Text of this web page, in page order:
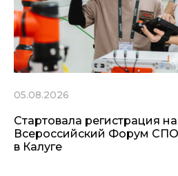
05.08.2026
Стартовала регистрация
Всероссийский Форум
в Калуге